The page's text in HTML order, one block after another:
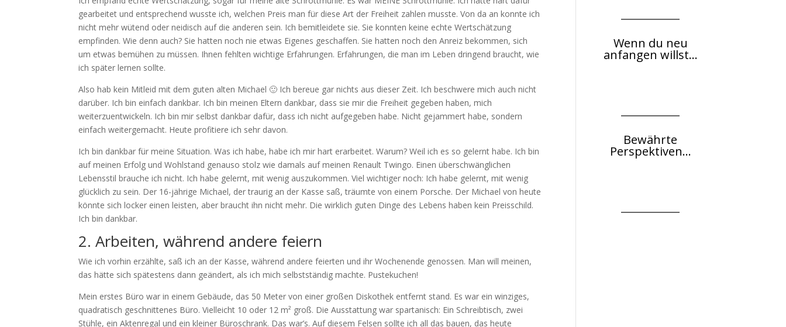
gearbeitet und entsprechend wusste ich, welchen Preis man für diese Art der Freiheit zahlen musste. Von da an konnte ich
nicht mehr wütend oder neidisch auf die anderen sein. Ich bemitleidete sie. Sie konnten keine echte Wertschätzung
empfinden. Wie denn auch? Sie hatten noch nie etwas Eigenes geschaffen. Sie hatten noch den Anreiz bekommen, sich
um etwas bemühen zu müssen. Ihnen fehlten wichtige Erfahrungen. Erfahrungen, die man im Leben dringend braucht, wie
ich später lernen sollte.
Also hab kein Mitleid mit dem guten alten Michael 🙂 Ich bereue gar nichts aus dieser Zeit. Ich beschwere mich auch nicht
darüber. Ich bin einfach dankbar. Ich bin meinen Eltern dankbar, dass sie mir die Freiheit gegeben haben, mich
weiterzuentwickeln. Ich bin mir selbst dankbar dafür, dass ich nicht aufgegeben habe. Nicht gejammert habe, sondern
einfach weitergemacht. Heute profitiere ich sehr davon.
Ich bin dankbar für meine Situation. Was ich habe, habe ich mir hart erarbeitet. Warum? Weil ich es so gelernt habe. Ich bin
auf meinen Erfolg und Wohlstand genauso stolz wie damals auf meinen Renault Twingo. Einen überschwänglichen
Lebensstil brauche ich nicht. Ich habe gelernt, mit wenig auszukommen. Viel wichtiger noch: Ich habe gelernt, mit wenig
glücklich zu sein. Der 16-jährige Michael, der traurig an der Kasse saß, träumte von einem Porsche. Der Michael von heute
könnte sich locker einen leisten, aber braucht ihn nicht mehr. Die wirklich guten Dinge des Lebens haben kein Preisschild.
Ich bin dankbar.
2. Arbeiten, während andere feiern
Wie ich vorhin erzählte, saß ich an der Kasse, während andere feierten und ihr Wochenende genossen. Man will meinen,
das hätte sich spätestens dann geändert, als ich mich selbstständig machte. Pustekuchen!
Mein erstes Büro war in einem Gebäude, das 50 Meter von einer großen Diskothek entfernt stand. Es war ein winziges,
quadratisch geschnittenes Büro. Vielleicht 10 oder 12 m² groß. Die Ausstattung war spartanisch: Ein Schreibtisch, zwei
Stühle, ein Aktenregal und ein kleiner Büroschrank. Das war’s. Auf diesem Felsen sollte ich all das bauen, das heute
Wenn du neu
anfangen willst...
Bewährte
Perspektiven...